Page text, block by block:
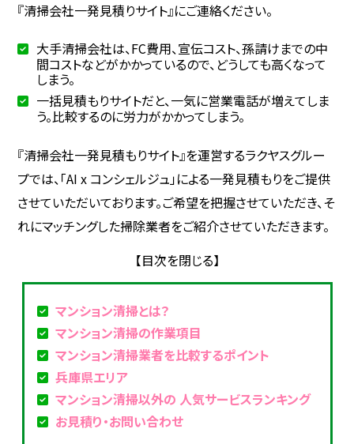
『清掃会社一発見積りサイト』にご連絡ください。
大手清掃会社は、FC費用、宣伝コスト、孫請けまでの中
間コストなどがかかっているので、どうしても高くなって
しまう。
一括見積もりサイトだと、一気に営業電話が増えてしま
う。比較するのに労力がかかってしまう。
『清掃会社一発見積もりサイト』を運営するラクヤスグルー
プでは、「AI x コンシェルジュ」による一発見積もりをご提供
させていただいております。ご希望を把握させていただき、そ
れにマッチングした掃除業者をご紹介させていただきます。
マンション清掃とは？
マンション清掃の作業項目
マンション清掃業者を比較するポイント
兵庫県エリア
マンション清掃以外の 人気サービスランキング
お見積り・お問い合わせ